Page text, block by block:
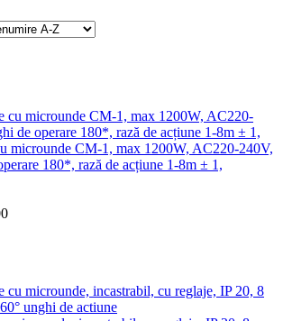
microunde CM-1, max 1200W, AC220-240V,
180*, rază de acțiune 1-8m ± 1,